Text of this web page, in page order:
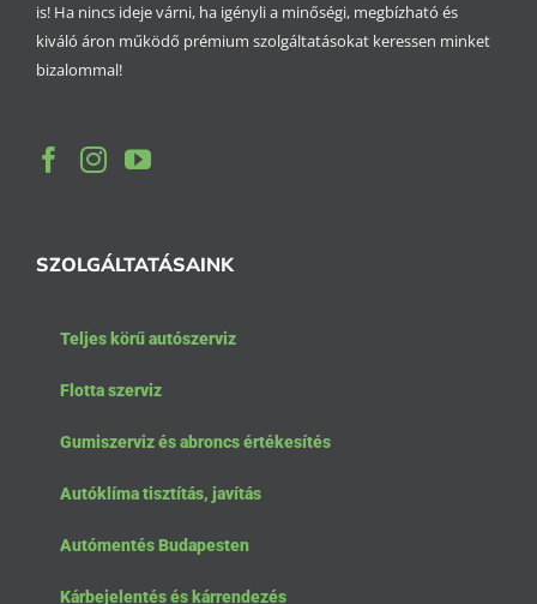
is! Ha nincs ideje várni, ha igényli a minőségi, megbízható és
kiváló áron működő prémium szolgáltatásokat keressen minket
bizalommal!
SZOLGÁLTATÁSAINK
Teljes körű autószerviz
Flotta szerviz
Gumiszerviz és abroncs értékesítés
Autóklíma tisztítás, javítás
Autómentés Budapesten
Kárbejelentés és kárrendezés